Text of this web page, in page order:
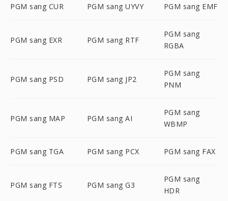
PGM sang CUR PGM sang UYVY PGM sang EMF
PGM sang EXR PGM sang RTF
PGM sang
RGBA
PGM sang PSD PGM sang JP2
PGM sang
PNM
PGM sang MAP PGM sang AI
PGM sang
WBMP
PGM sang TGA PGM sang PCX PGM sang FAX
PGM sang FTS PGM sang G3
PGM sang
HDR